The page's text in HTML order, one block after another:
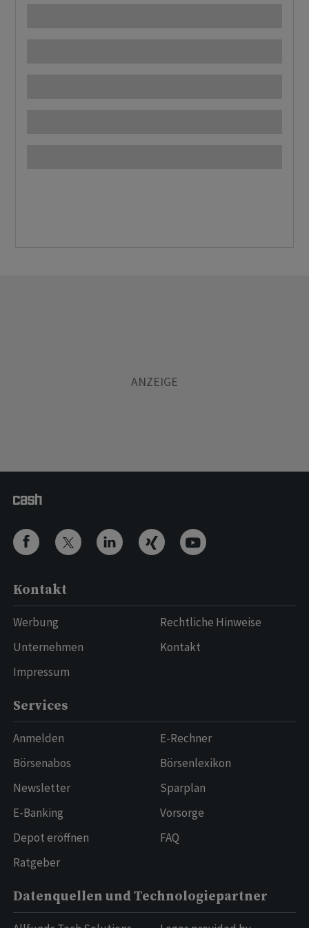
Kontakt
Werbung
Unternehmen
Impressum
Rechtliche Hinweise
Kontakt
Services
Anmelden
Börsenabos
Newsletter
E-Banking
Depot eröffnen
Ratgeber
E-Rechner
Börsenlexikon
Sparplan
Vorsorge
FAQ
Datenquellen und Technologiepartner